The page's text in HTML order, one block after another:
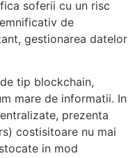
soferii cu un risc
de
gestionarea datelor
tip blockchain,
mare de informatii. In
prezenta
costisitoare nu mai
in mod